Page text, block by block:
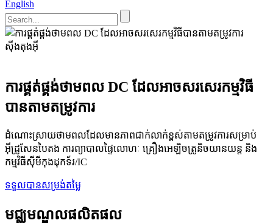
English
ស៊ីងតុងអ៊ី
ការផ្គត់ផ្គង់ថាមពល DC ដែលអាចសរសេរកម្មវិធី
បានតាមតម្រូវការ
ដំណោះស្រាយថាមពលដែលមានភាពជាក់លាក់ខ្ពស់តាមតម្រូវការសម្រាប់
អ៊ីដ្រូសែនបៃតង ការព្យាបាលផ្ទៃលោហៈ គ្រឿងអេឡិចត្រូនិចយានយន្ត និង
កម្មវិធីស៊ីមីកុងដុកទ័រ/IC
ទទួលបានសម្រង់តម្លៃ
មជ្ឈមណ្ឌលផលិតផល